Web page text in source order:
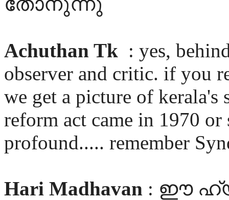
Achuthan Tk : yes,
observer and critic. if you
we get a picture of
reform act came in 1970
profound..... remember
Hari Madhavan : ഈ